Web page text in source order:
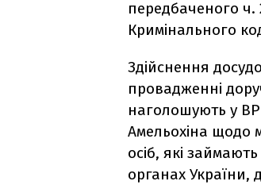
передбаченого ч.
Кримінального
Здійснення
провадженні
наголошують у
Амельохіна щодо
осіб, які
органах України,